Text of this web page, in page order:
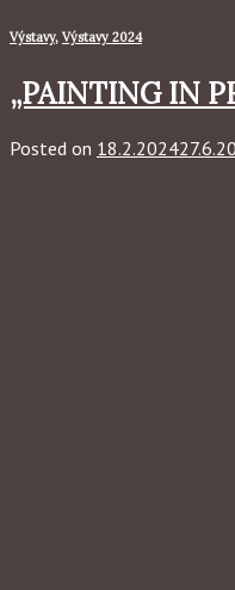
Výstavy, Výstavy 2024
„PAINTING IN
Posted on 18.2.2024